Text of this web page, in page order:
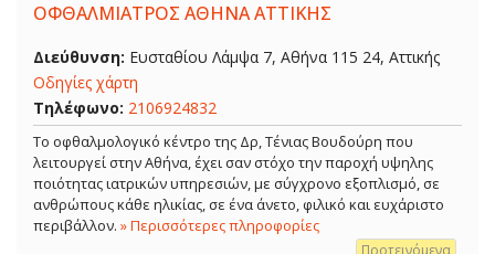
ΟΦΘΑΛΜΙΑΤΡΟΣ ΑΘΗΝΑ ΑΤΤΙΚΗΣ
Διεύθυνση: Ευσταθίου Λάμψα 7, Αθήνα 115 24, Αττικής
Οδηγίες χάρτη
Τηλέφωνο: 2106924832
Το οφθαλμολογικό κέντρο της Δρ, Τένιας Βουδούρη που
λειτουργεί στην Αθήνα, έχει σαν στόχο την παροχή υψηλης
ποιότητας ιατρικών υπηρεσιών, με σύγχρονο εξοπλισμό, σε
ανθρώπους κάθε ηλικίας, σε ένα άνετο, φιλικό και ευχάριστο
περιβάλλον. » Περισσότερες πληροφορίες